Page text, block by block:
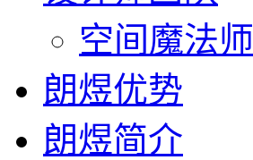
空间魔法师
朗煜优势
朗煜简介